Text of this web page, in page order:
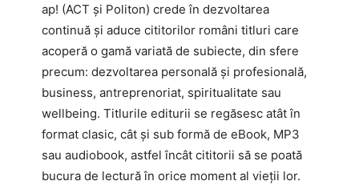
ap! (ACT și Politon) crede în dezvoltarea
continuă și aduce cititorilor români titluri care
acoperă o gamă variată de subiecte, din sfere
precum: dezvoltarea personală și profesională,
business, antreprenoriat, spiritualitate sau
wellbeing. Titlurile editurii se regăsesc atât în
format clasic, cât și sub formă de eBook, MP3
sau audiobook, astfel încât cititorii să se poată
bucura de lectură în orice moment al vieții lor.